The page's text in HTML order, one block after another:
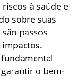
à saúde e
sobre suas
passos
o bem-